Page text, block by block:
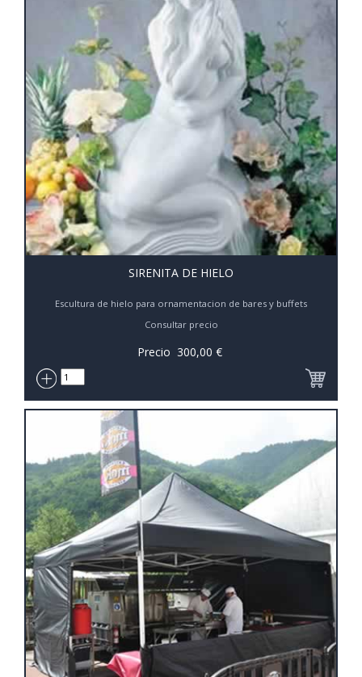
SIRENITA DE HIELO
Escultura de hielo para ornamentacion de bares y buffets
Consultar precio
Precio 300,00 €